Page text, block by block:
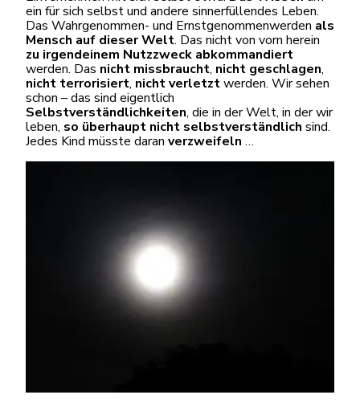
ein für sich selbst und andere sinnerfüllendes Leben.
Das Wahrgenommen- und Ernstgenommenwerden als
Mensch auf dieser Welt. Das nicht von vorn herein
zu irgendeinem Nutzzweck abkommandiert
werden. Das nicht missbraucht, nicht geschlagen,
nicht terrorisiert, nicht verletztwerden. Wir sehen
schon – das sind eigentlich
Selbstverständlichkeiten, die in der Welt, in der wir
leben, so überhaupt nicht selbstverständlich sind.
Jedes Kind müsste daran verzweifeln …